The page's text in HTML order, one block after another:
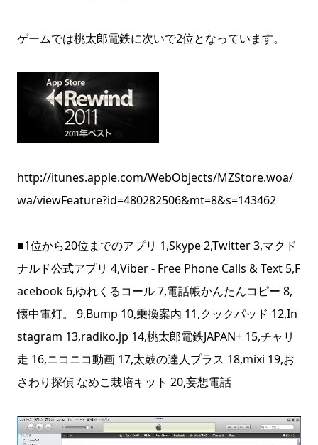
ゲームでは桃太郎電鉄に次いで2位となっています。
http://itunes.apple.com/WebObjects/MZStore.woa/
wa/viewFeature?id=480282506&mt=8&s=143462
■1位から20位までのアプリ 1,Skype 2,Twitter 3,マクド
ナルド公式アプリ 4,Viber - Free Phone Calls & Text 5,F
acebook 6,ゆれくるコール 7,電話帳かんたんコピー 8,
懐中電灯。 9,Bump 10,乗換案内 11,クックパッド 12,In
stagram 13,radiko.jp 14,桃太郎電鉄JAPAN+ 15,チャリ
走 16,ニコニコ動画 17,太鼓の達人プラス 18,mixi 19,お
さわり探偵 なめこ栽培キット 20,妄想電話